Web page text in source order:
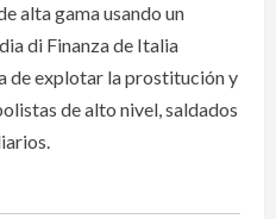
alta gama usando un
di Finanza de Italia
de explotar la prostitución y
de alto nivel, saldados